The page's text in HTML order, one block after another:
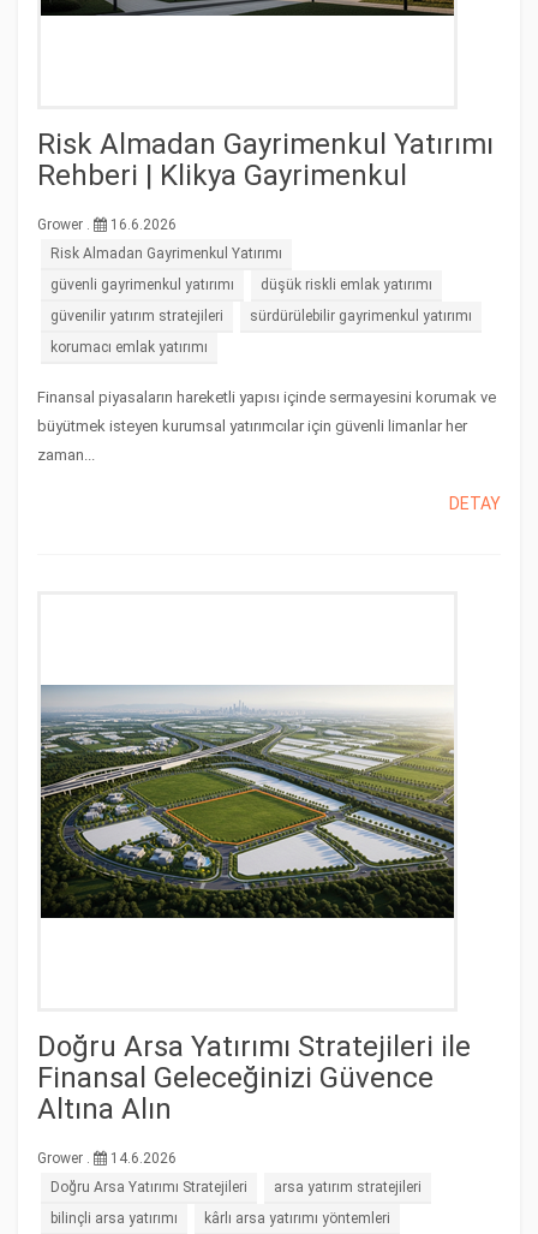
Risk Almadan Gayrimenkul Yatırımı
Rehberi | Klikya Gayrimenkul
Grower .
16.6.2026
Risk Almadan Gayrimenkul Yatırımı
güvenli gayrimenkul yatırımı
düşük riskli emlak yatırımı
güvenilir yatırım stratejileri
sürdürülebilir gayrimenkul yatırımı
korumacı emlak yatırımı
Finansal piyasaların hareketli yapısı içinde sermayesini korumak ve
büyütmek isteyen kurumsal yatırımcılar için güvenli limanlar her
zaman...
DETAY
Doğru Arsa Yatırımı Stratejileri ile
Finansal Geleceğinizi Güvence
Altına Alın
Grower .
14.6.2026
Doğru Arsa Yatırımı Stratejileri
arsa yatırım stratejileri
bilinçli arsa yatırımı
kârlı arsa yatırımı yöntemleri